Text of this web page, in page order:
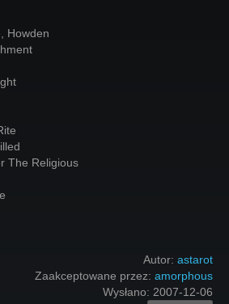
Howden
The Religious
Autor: astarot
Zaakceptowane przez: amorphous
Wysłano: 2007-12-06